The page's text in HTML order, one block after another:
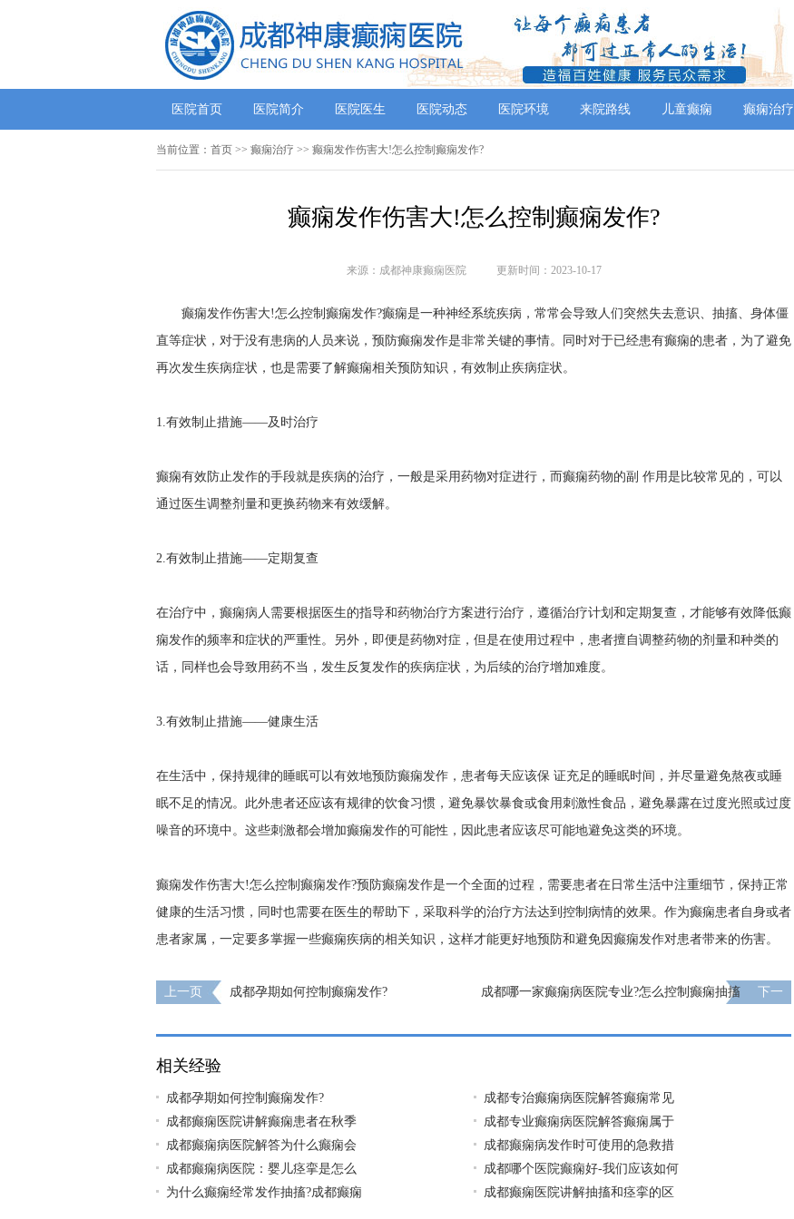
医院首页 医院简介 医院医生 医院动态 医院环境 来院路线 儿童癫痫 癫痫治疗
当前位置： 首页 >> 癫痫治疗 >> 癫痫发作伤害大!怎么控制癫痫发作?
癫痫发作伤害大!怎么控制癫痫发作?
来源：成都神康癫痫医院 更新时间：2023-10-17
癫痫发作伤害大!怎么控制癫痫发作?癫痫是一种神经系统疾病，常常会导致人们突然失去意识、抽搐、身体僵
直等症状，对于没有患病的人员来说，预防癫痫发作是非常关键的事情。同时对于已经患有癫痫的患者，为了避免
再次发生疾病症状，也是需要了解癫痫相关预防知识，有效制止疾病症状。
1.有效制止措施——及时治疗
癫痫有效防止发作的手段就是疾病的治疗，一般是采用药物对症进行，而癫痫药物的副 作用是比较常见的，可以
通过医生调整剂量和更换药物来有效缓解。
2.有效制止措施——定期复查
在治疗中，癫痫病人需要根据医生的指导和药物治疗方案进行治疗，遵循治疗计划和定期复查，才能够有效降低癫
痫发作的频率和症状的严重性。另外，即便是药物对症，但是在使用过程中，患者擅自调整药物的剂量和种类的
话，同样也会导致用药不当，发生反复发作的疾病症状，为后续的治疗增加难度。
3.有效制止措施——健康生活
在生活中，保持规律的睡眠可以有效地预防癫痫发作，患者每天应该保 证充足的睡眠时间，并尽量避免熬夜或睡
眠不足的情况。此外患者还应该有规律的饮食习惯，避免暴饮暴食或食用刺激性食品，避免暴露在过度光照或过度
噪音的环境中。这些刺激都会增加癫痫发作的可能性，因此患者应该尽可能地避免这类的环境。
癫痫发作伤害大!怎么控制癫痫发作?预防癫痫发作是一个全面的过程，需要患者在日常生活中注重细节，保持正常
健康的生活习惯，同时也需要在医生的帮助下，采取科学的治疗方法达到控制病情的效果。作为癫痫患者自身或者
患者家属，一定要多掌握一些癫痫疾病的相关知识，这样才能更好地预防和避免因癫痫发作对患者带来的伤害。
上一页 成都孕期如何控制癫痫发作? 成都哪一家癫痫病医院专业?怎么控制癫痫抽搐
下一
相关经验
成都孕期如何控制癫痫发作?
成都专治癫痫病医院解答癫痫常见
成都癫痫医院讲解癫痫患者在秋季
成都专业癫痫病医院解答癫痫属于
成都癫痫病医院解答为什么癫痫会
成都癫痫病发作时可使用的急救措
成都癫痫病医院：婴儿痉挛是怎么
成都哪个医院癫痫好-我们应该如何
为什么癫痫经常发作抽搐?成都癫痫
成都癫痫医院讲解抽搐和痉挛的区